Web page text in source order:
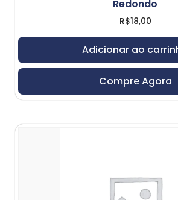
Redondo
R$18,00
Adicionar ao
Compre Agora